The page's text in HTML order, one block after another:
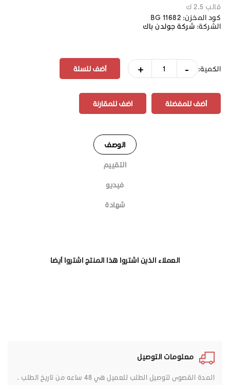
قالب 2.5 ك
كود المخزن: BG 11682
الشركة: شركة جولدن باك
الكمية: -
+
أضف للمفضلة اضف للمقارنة
الوصف
التقييم
فيديو
شهادة
العملاء الذين اشتروا هذا المنتج اشتروا أيضا
معلومات التوصيل
المدة القصوى لتوصيل الطلب للعميل هي 48 ساعه من تاريخ الطلب .